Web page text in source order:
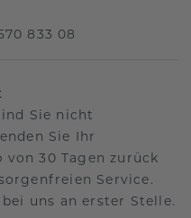
833 08
Sie nicht
Sie Ihr
30 Tagen zurück
Service.
uns an erster Stelle.